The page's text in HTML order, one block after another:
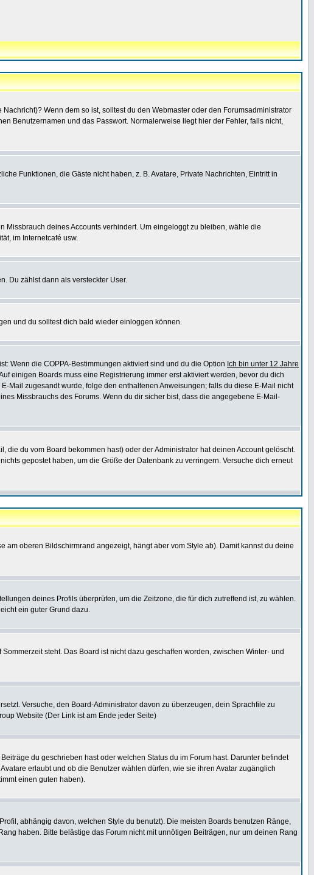
Wenn dem so ist, solltest du den Webmaster oder den Forumsadministrator
Benutzernamen und das Passwort. Normalerweise liegt hier der Fehler, falls nicht,
Funktionen, die Gäste nicht haben, z. B. Avatare, Private Nachrichten, Eintritt in
deines Accounts verhindert. Um eingeloggt zu bleiben, wähle die
im Internetcafé usw.
Du zählst dann als versteckter User.
und du solltest dich bald wieder einloggen können.
Wenn die COPPA-Bestimmungen aktiviert sind und du die Option Ich bin unter 12 Jahre
einigen Boards muss eine Registrierung immer erst aktiviert werden, bevor du dich
Mail zugesandt wurde, folge den enthaltenen Anweisungen; falls du diese E-Mail nicht
Missbrauchs des Forums. Wenn du dir sicher bist, dass die angegebene E-Mail-
du vom Board bekommen hast) oder der Administrator hat deinen Account gelöscht.
gepostet haben, um die Größe der Datenbank zu verringern. Versuche dich erneut
am oberen Bildschirmrand angezeigt, hängt aber vom Style ab). Damit kannst du deine
deines Profils überprüfen, um die Zeitzone, die für dich zutreffend ist, zu wählen.
ein guter Grund dazu.
steht. Das Board ist nicht dazu geschaffen worden, zwischen Winter- und
Versuche, den Board-Administrator davon zu überzeugen, dein Sprachfile zu
Website (Der Link ist am Ende jeder Seite)
du geschrieben hast oder welchen Status du im Forum hast. Darunter befindet
erlaubt und ob die Benutzer wählen dürfen, wie sie ihren Avatar zugänglich
einen guten haben).
abhängig davon, welchen Style du benutzt). Die meisten Boards benutzen Ränge,
haben. Bitte belästige das Forum nicht mit unnötigen Beiträgen, nur um deinen Rang